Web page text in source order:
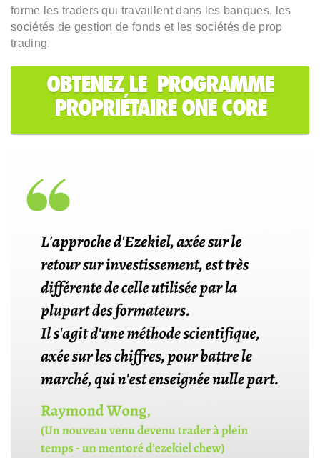
forme les traders qui travaillent dans les banques, les
sociétés de gestion de fonds et les sociétés de prop
trading.
OBTENEZ LE PROGRAMME
PROPRIÉTAIRE ONE CORE